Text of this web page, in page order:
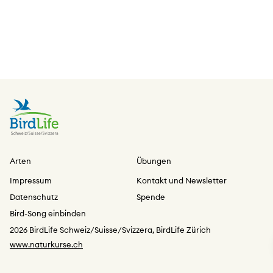
Arten
Übungen
Impressum
Kontakt und Newsletter
Datenschutz
Spende
Bird-Song einbinden
2026 BirdLife Schweiz/Suisse/Svizzera, BirdLife Zürich
www.naturkurse.ch